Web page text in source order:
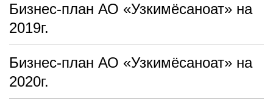
Бизнес-план АО «Узкимёсаноат» на
2019г.
Бизнес-план АО «Узкимёсаноат» на
2020г.